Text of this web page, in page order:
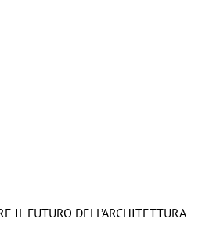
IL FUTURO DELL’ARCHITETTURA